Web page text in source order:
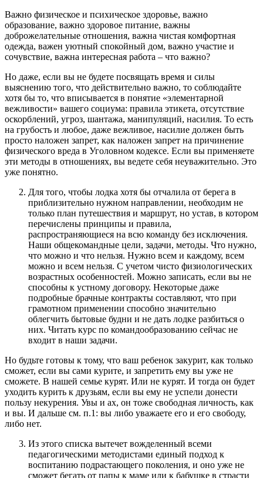
Важно физическое и психическое здоровье, важно
образование, важно здоровое питание, важны
доброжелательные отношения, важна чистая комфортная
одежда, важен уютный спокойный дом, важно участие и
сочувствие, важна интересная работа – что важно?
Но даже, если вы не будете посвящать время и силы
выяснению того, что действительно важно, то соблюдайте
хотя бы то, что вписывается в понятие «элементарной
вежливости» вашего социума: правила этикета, отсутствие
оскорблений, угроз, шантажа, манипуляций, насилия. То есть
на грубость и любое, даже вежливое, насилие должен быть
просто наложен запрет, как наложен запрет на причинение
физического вреда в Уголовном кодексе. Если вы применяете
эти методы в отношениях, вы ведете себя неуважительно. Это
уже понятно.
Для того, чтобы лодка хотя бы отчалила от берега в
приблизительно нужном направлении, необходим не
только план путешествия и маршрут, но устав, в котором
перечислены принципы и правила,
распространяющиеся на всю команду без исключения.
Наши общекомандные цели, задачи, методы. Что нужно,
что можно и что нельзя. Нужно всем и каждому, всем
можно и всем нельзя. С учетом чисто физиологических
возрастных особенностей. Можно записать, если вы не
способны к устному договору. Некоторые даже
подробные брачные контракты составляют, что при
грамотном применении способно значительно
облегчить бытовые будни и не дать лодке разбиться о
них. Читать курс по командообразованию сейчас не
входит в наши задачи.
Но будьте готовы к тому, что ваш ребенок закурит, как только
сможет, если вы сами курите, и запретить ему вы уже не
сможете. В нашей семье курят. Или не курят. И тогда он будет
уходить курить к друзьям, если вы ему не успели донести
пользу некурения. Увы и ах, он тоже свободная личность, как
и вы. И дальше см. п.1: вы либо уважаете его и его свободу,
либо нет.
Из этого списка вытечет вожделенный всеми
педагогическими методистами единый подход к
воспитанию подрастающего поколения, и оно уже не
сможет бегать от папы к маме или к бабушке в страсти